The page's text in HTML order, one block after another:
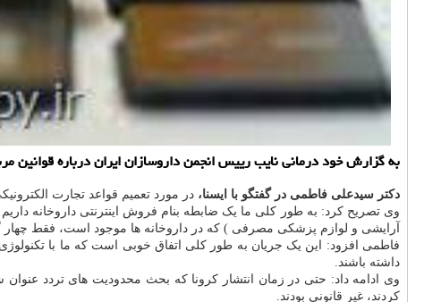
به گزارش خود درمانی نایب رییس انجمن داروسازان ایران درباره قوانین
دکتر سیدعلی فاطمی در گفتگو با ایسنا، در مورد تعمیم قواعد تجارت
وی تصریح کرد: به طور کلی ما یک ضابطه بنام فروش اینترنتی داروخانه
آرایشی و لوازم پزشکی مصرفی ) که در داروخانه ها موجود است، فقط چهار
فاطمی افزود: این یک جریان به طور کلی اتفاق خوبی است که ما با تکنولوژی
داشته باشند.
وی ادامه داد: حتی در زمان انتشار کرونا که بحث محدودیت های تردد
کردند، غیر قانونی بودند.